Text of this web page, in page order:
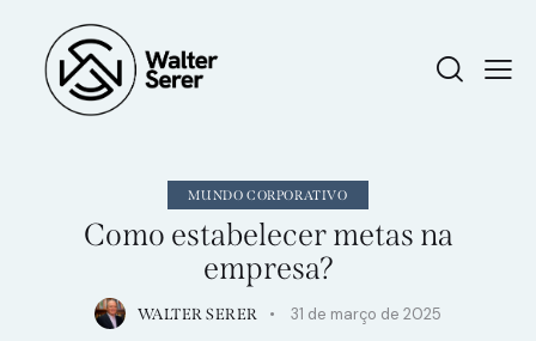
MUNDO CORPORATIVO
Como estabelecer metas na
empresa?
WALTER SERER 31 de março de 2025